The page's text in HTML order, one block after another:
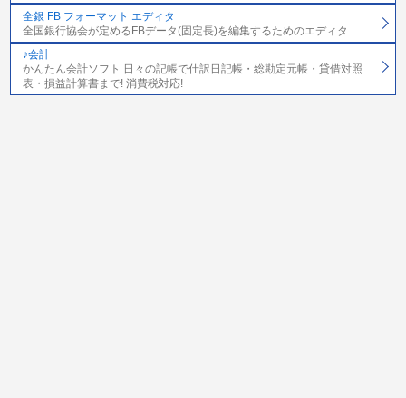
全銀 FB フォーマット エディタ
全国銀行協会が定めるFBデータ(固定長)を編集するためのエディタ
♪会計
かんたん会計ソフト 日々の記帳で仕訳日記帳・総勘定元帳・貸借対照
表・損益計算書まで! 消費税対応!